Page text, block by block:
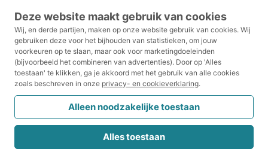
Deze website maakt gebruik van cookies
Wij, en derde partijen, maken op onze website gebruik van cookies. Wij
gebruiken deze voor het bijhouden van statistieken, om jouw
voorkeuren op te slaan, maar ook voor marketingdoeleinden
(bijvoorbeeld het combineren van advertenties). Door op 'Alles
toestaan' te klikken, ga je akkoord met het gebruik van alle cookies
zoals beschreven in onze privacy- en cookieverklaring.
Alleen noodzakelijke toestaan
Alles toestaan